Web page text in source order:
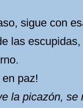
sigue con
las
paz!
la picazón, se